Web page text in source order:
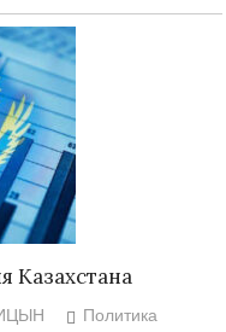
Казахстана
Политика